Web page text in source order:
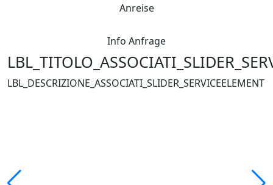
Anreise
Info Anfrage
LBL_DESCRIZIONE_ASSOCIATI_SLIDER_SERVICEELEMENT